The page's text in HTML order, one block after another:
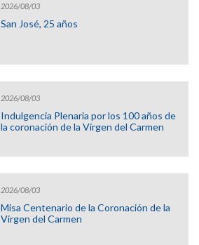
2026/08/03
San José, 25 años
2026/08/03
Indulgencia Plenaria por los 100 años de
la coronación de la Virgen del Carmen
2026/08/03
Misa Centenario de la Coronación de la
Virgen del Carmen